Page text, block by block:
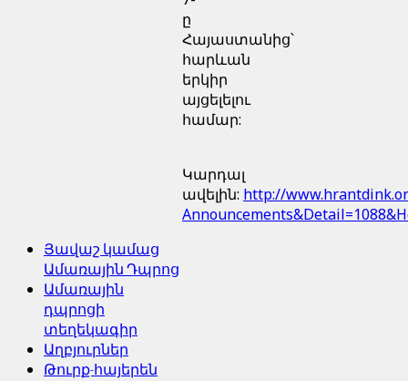
ը
Հայաստանից՝
հարևան
երկիր
այցելելու
համար:
Կարդալ
ավելին: http://
Յավաշ կամաց
Ամառային Դպրոց
Ամառային
դպրոցի
տեղեկագիր
Աղբյուրներ
Թուրք-հայերեն